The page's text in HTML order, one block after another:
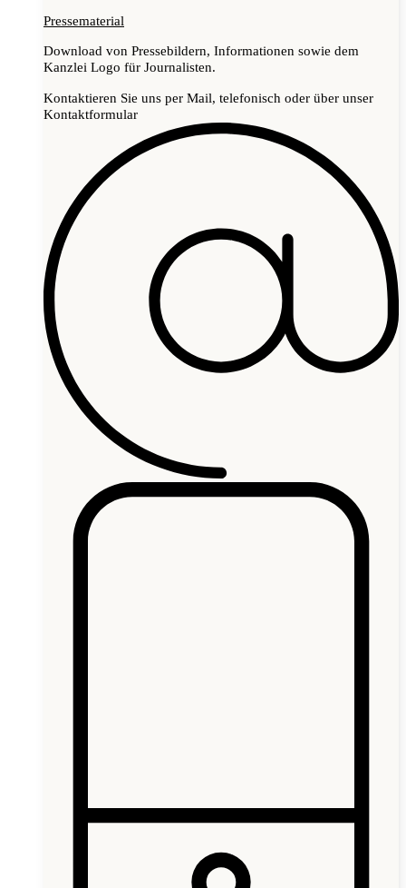
Pressematerial
Download von Pressebildern, Informationen sowie dem
Kanzlei Logo für Journalisten.
Kontaktieren Sie uns per Mail, telefonisch oder über unser
Kontaktformular